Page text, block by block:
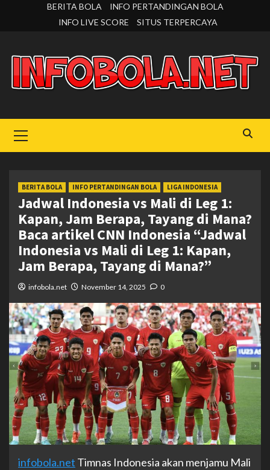
BERITA BOLA
INFO PERTANDINGAN BOLA
INFO LIVE SCORE
SITUS TERPERCAYA
Menu
BERITA BOLA INFO PERTANDINGAN BOLA LIGA INDONESIA
Jadwal Indonesia vs Mali di Leg 1:
Kapan, Jam Berapa, Tayang di Mana?
Baca artikel CNN Indonesia “Jadwal
Indonesia vs Mali di Leg 1: Kapan,
Jam Berapa, Tayang di Mana?”
infobola.net November 14, 2025 0
infobola.net Timnas Indonesia akan menjamu Mali